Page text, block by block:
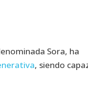
Sora, ha
, siendo